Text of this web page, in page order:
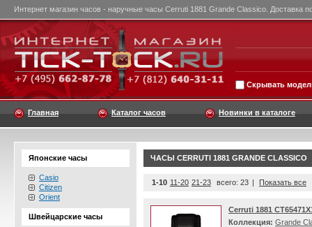
Интернет магазин часов - наручные часы Cerruti 1881 Grande Classico. Доставка
Скрывать
Главная Каталог часов Новинки в каталоге
Японские часы
Casio
Citizen
Orient
Швейцарские часы
ЧАСЫ CERRUTI 1881 GRANDE CLASSICO
1-10 11-20 21-23 всего: 23 | Показать все
Cerruti 1881
Коллекция: Grande